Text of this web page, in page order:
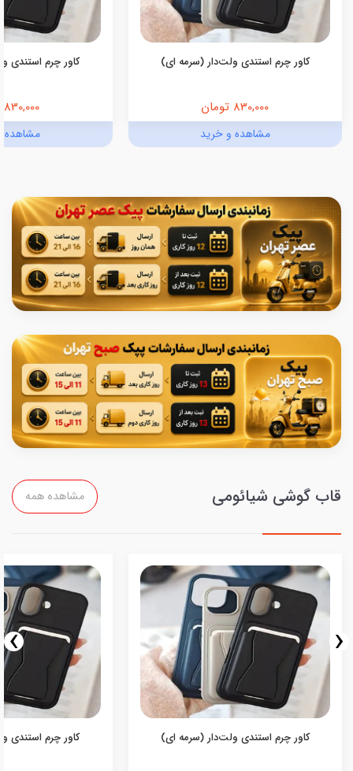
کاور چرم استندی ولت‌دار (سرمه ای)
830,000 تومان
مشاهده و خرید
کاور چرم استندی
830,000 تومان
مشاهده
قاب گوشی شیائومی مشاهده همه
کاور چرم استندی ولت‌دار (سرمه ای) کاور چرم استندی
‹
›